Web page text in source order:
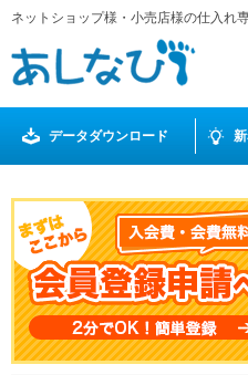
ネットショップ様・小売店様の仕入れ
データダウンロード